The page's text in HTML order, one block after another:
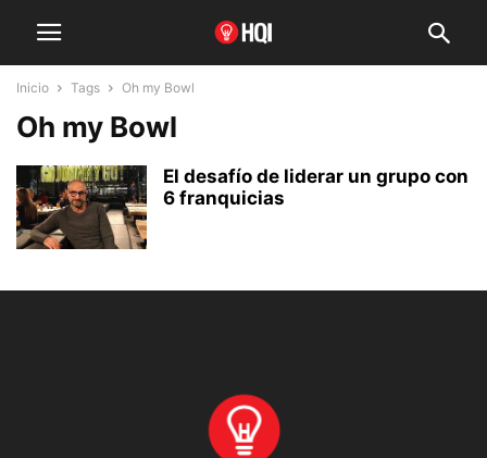
Inicio Tags Oh my Bowl
Oh my Bowl
El desafío de liderar un grupo con
6 franquicias